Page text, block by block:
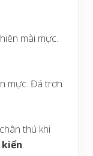
mài mực.
mực. Đá trơn
thú khi
kiển.